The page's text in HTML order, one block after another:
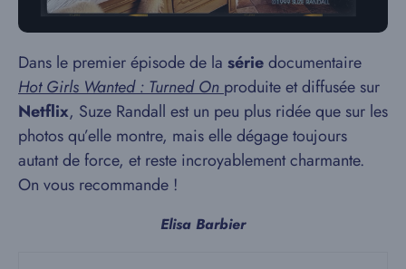
Dans le premier épisode de la sériedocumentaire
Hot Girls Wanted : Turned On produite et diffusée sur
Netflix, Suze Randall est un peu plus ridée que sur les
photos qu’elle montre, mais elle dégage toujours
autant de force, et reste incroyablement charmante.
On vous recommande !
Elisa Barbier